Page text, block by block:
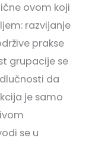
ovom koji
razvijanje
prakse
grupacije se
da
je samo
se u